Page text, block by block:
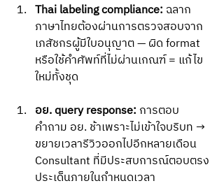
Thai labeling compliance: ฉลาก
ภาษาไทยต้องผ่านการตรวจสอบจาก
เภสัชกรผู้มีใบอนุญาต — ผิด format
หรือใช้คำศัพท์ที่ไม่ผ่านเกณฑ์ = แก้ไข
ใหม่ทั้งชุด
อย. query response: การตอบ
คำถาม อย. ช้าเพราะไม่เข้าใจบริบท →
ขยายเวลารีวิวออกไปอีกหลายเดือน
Consultant ที่มีประสบการณ์ตอบตรง
ประเด็นภายในกำหนดเวลา